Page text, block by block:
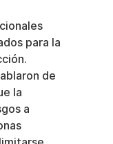
para la
de
la
a